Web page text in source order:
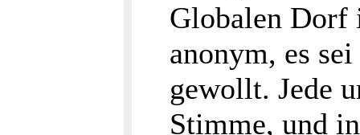
Globalen Dorf
anonym, es
gewollt. Jede
Stimme, und